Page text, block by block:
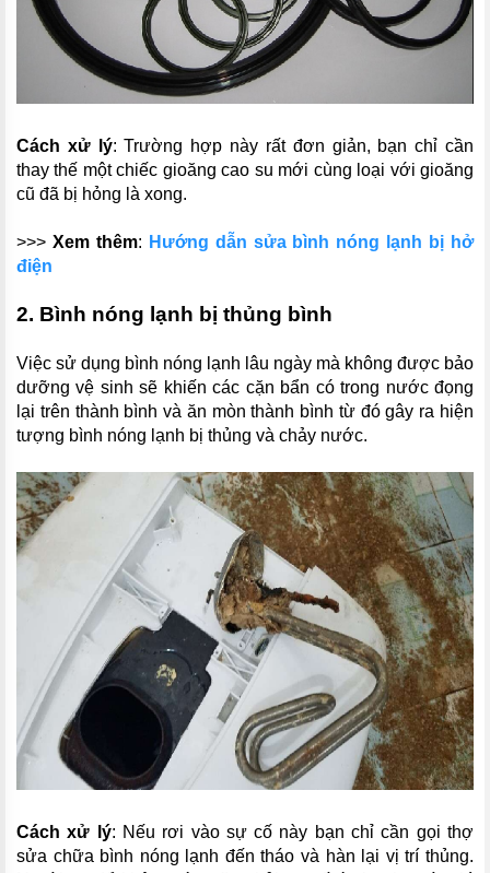
Cách xử lý: Trường hợp này rất đơn giản, bạn chỉ cần
thay thế một chiếc gioăng cao su mới cùng loại với gioăng
cũ đã bị hỏng là xong.
>>> Xem thêm: Hướng dẫn sửa bình nóng lạnh bị hở
điện
2. Bình nóng lạnh bị thủng bình
Việc sử dụng bình nóng lạnh lâu ngày mà không được bảo
dưỡng vệ sinh sẽ khiến các cặn bẩn có trong nước đọng
lại trên thành bình và ăn mòn thành bình từ đó gây ra hiện
tượng bình nóng lạnh bị thủng và chảy nước.
Cách xử lý: Nếu rơi vào sự cố này bạn chỉ cần gọi thợ
sửa chữa bình nóng lạnh đến tháo và hàn lại vị trí thủng.